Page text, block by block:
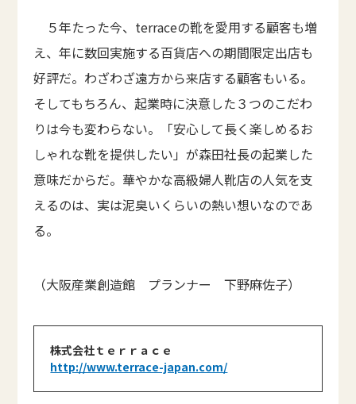
５年たった今、terraceの靴を愛用する顧客も増
え、年に数回実施する百貨店への期間限定出店も
好評だ。わざわざ遠方から来店する顧客もいる。
そしてもちろん、起業時に決意した３つのこだわ
りは今も変わらない。「安心して長く楽しめるお
しゃれな靴を提供したい」が森田社長の起業した
意味だからだ。華やかな高級婦人靴店の人気を支
えるのは、実は泥臭いくらいの熱い想いなのであ
る。
（大阪産業創造館 プランナー 下野麻佐子）
株式会社ｔｅｒｒａｃｅ
http://www.terrace-japan.com/